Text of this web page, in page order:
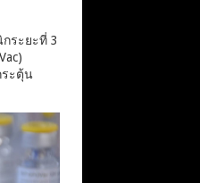
ระยะที่ 3
ระตุ้น